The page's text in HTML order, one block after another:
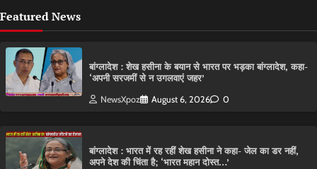
Featured News
बांग्लादेश : शेख हसीना के बयान से भारत पर भड़का बांग्लादेश, कहा-
‘अपनी सरजमीं से न उगलवाएं जहर’
NewsXpoz August 6, 2026 0
बांग्लादेश : भारत में रह रहीं शेख हसीना ने कहा- जेल का डर नहीं,
अपने देश की चिंता है; ‘भारत महान दोस्त…’